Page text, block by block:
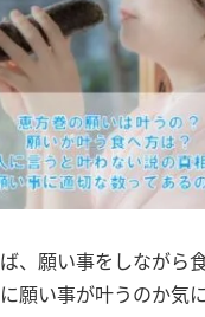
、願い事をしながら
願い事が叶うのか気